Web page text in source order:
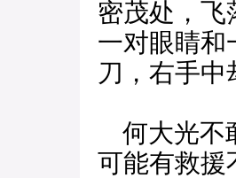
密茂处，飞
一对眼睛和
刀，右手中
何大光不
可能有救援